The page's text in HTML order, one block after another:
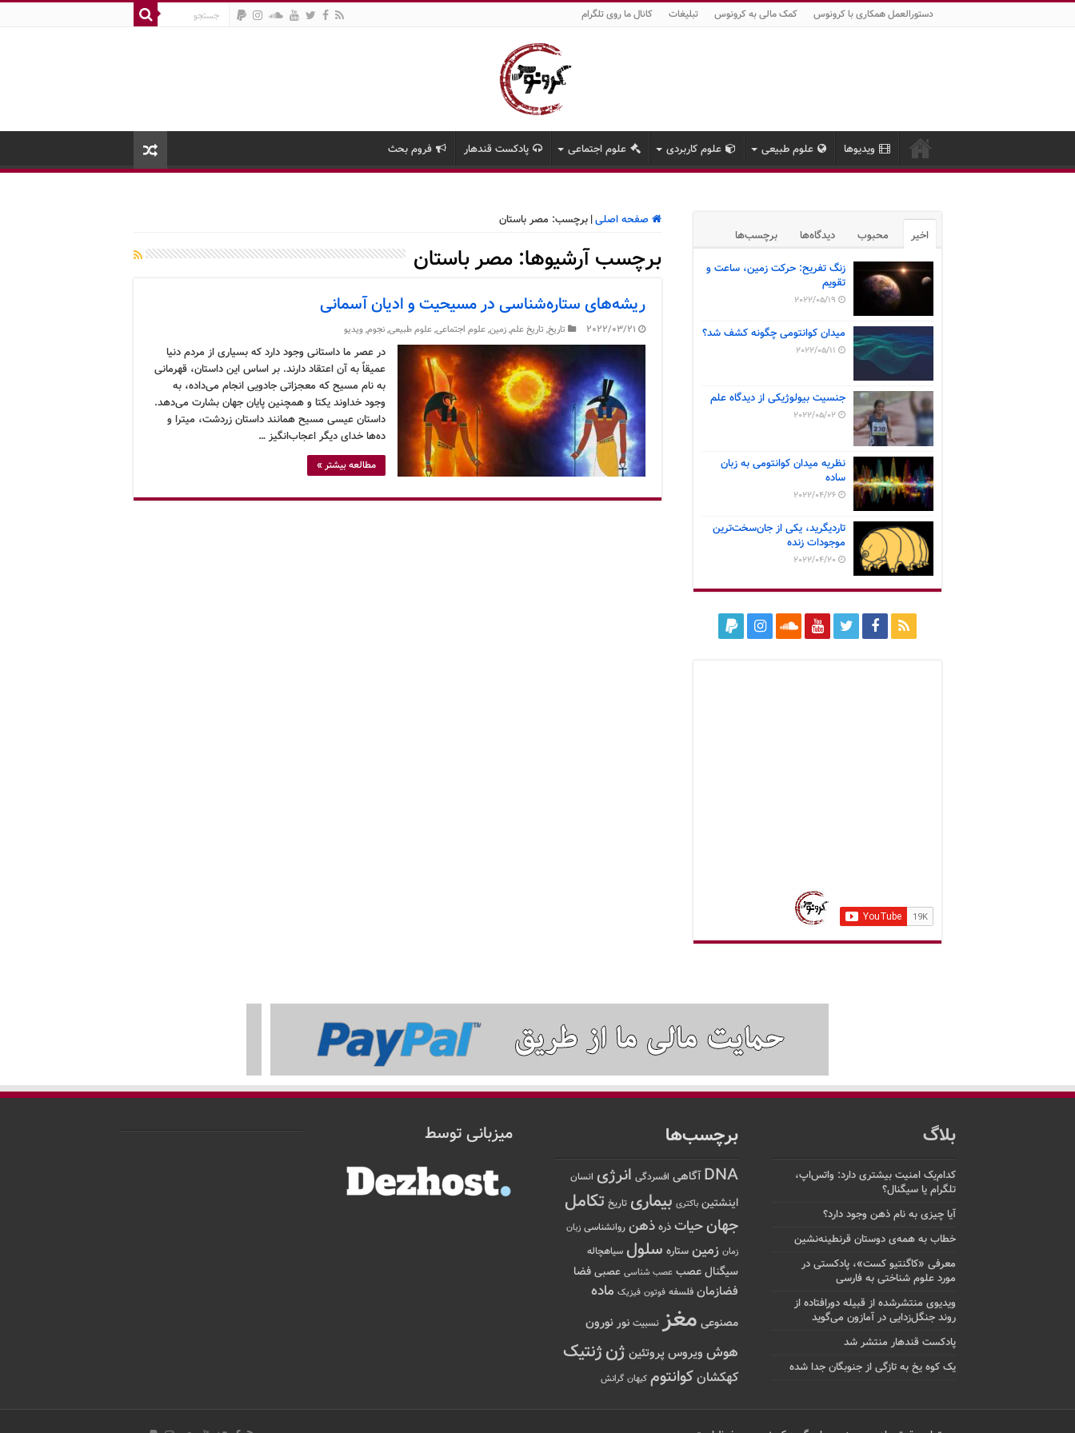
دستورالعمل همکاری با کرونوس کمک مالی به کرونوس تبلیغات کانال ما روی تلگرام
ویدیوها علوم طبیعی علوم کاربردی علوم اجتماعی پادکست قندهار فروم بحث
صفحه اصلی| برچسب: مصر باستان
برچسب آرشیوها: مصر باستان
ریشه‌های ستاره‌شناسی در مسیحیت و ادیان آسمانی
2022/03/21 تاریخ, تاریخ علم,زمین,علوم اجتماعی,علوم طبیعی,نجوم,ویدیو
در عصر ما داستانی وجود دارد که بسیاری از مردم دنیا
عمیقاً به آن اعتقاد دارند. بر اساس این داستان، قهرمانی
به نام مسیح که معجزاتی جادویی انجام می‌داده، به
وجود خداوند یکتا و همچنین پایان جهان بشارت می‌دهد.
داستان عیسی مسیح همانند داستان زردشت، میترا و
ده‌ها خدای دیگر اعجاب‌انگیز …
مطالعه بیشتر »
اخیر محبوب دیدگاه‌ها برچسب‌ها
زنگ تفریح: حرکت زمین، ساعت و
تقویم
2022/05/19
میدان کوانتومی چگونه کشف شد؟
2022/05/11
جنسیت بیولوژیکی از دیدگاه علم
2022/05/02
نظریه میدان کوانتومی به زبان
ساده
2022/04/26
تاردیگرید، یکی از جان‌سخت‌ترین
موجودات زنده
2022/04/20
بلاگ
کدام‌یک امنیت بیشتری دارد: واتس‌اپ،
تلگرام یا سیگنال؟
آیا چیزی به نام ذهن وجود دارد؟
خطاب به همه‌ی دوستان قرنطینه‌نشین
معرفی «کاگنتیو کست»، پادکستی در
مورد علوم شناختی به فارسی
ویدیوی منتشرشده از قبیله دورافتاده‌ از
روند جنگل‌زدایی در آمازون می‌گوید
پادکست قندهار منتشر شد
یک کوه یخ به تازگی از جنوبگان جدا شده
برچسب‌ها
DNA آگاهی افسردگی انرژی انسان
اینشتین باکتری بیماری تاریخ تکامل
جهانحیات ذره ذهن روانشناسی زبان
زمان زمین ستاره سلول سیاهچاله
سیگنالعصب عصب شناسی عصبی فضا
فضازمان فلسفه فوتون فیزیک ماده
مصنوعی مغز نسبیت نور نورون
هوش ویروس پروتئین ژنژنتیک
کهکشانکوانتوم کیهان گرانش
میزبانی توسط